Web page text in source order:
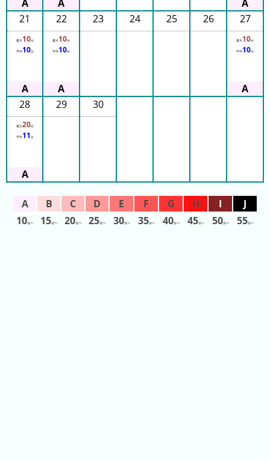
日
5
6
前
前
2026
年
21
最大10分
平均10分
22
最大10分
平均10分
23 24 25 26 27
最大10分
平均10分
28
最大20分
平均11 分
29 30
10分〜 15分〜 20分〜 25分〜 30分〜 35分〜 40分〜 45分〜 50分〜 55分〜